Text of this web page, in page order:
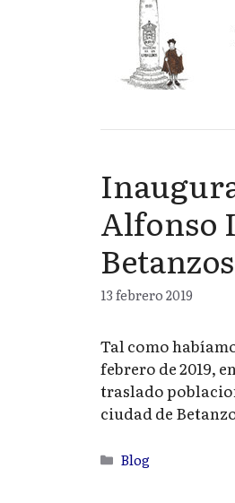
Alfonso
13 febrero 2019
Tal como
febrero de 2019,
traslado
ciudad de
Categorías
Blog